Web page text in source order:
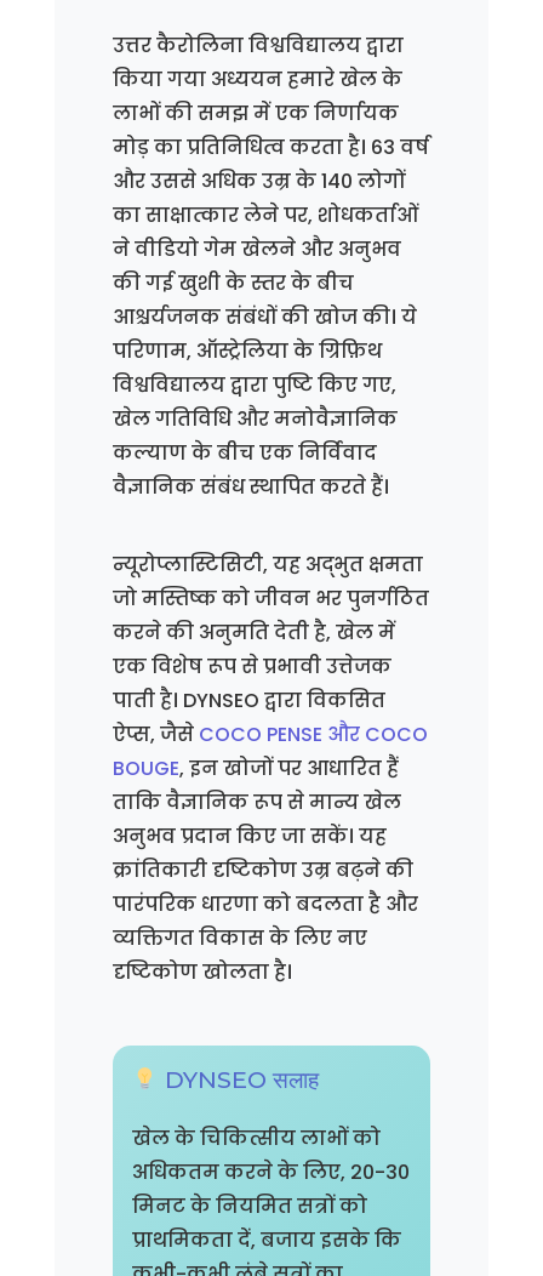
उत्तर कैरोलिना विश्वविद्यालय द्वारा
किया गया अध्ययन हमारे खेल के
लाभों की समझ में एक निर्णायक
मोड़ का प्रतिनिधित्व करता है। 63 वर्ष
और उससे अधिक उम्र के 140 लोगों
का साक्षात्कार लेने पर, शोधकर्ताओं
ने वीडियो गेम खेलने और अनुभव
की गई खुशी के स्तर के बीच
आश्चर्यजनक संबंधों की खोज की। ये
परिणाम, ऑस्ट्रेलिया के ग्रिफ़िथ
विश्वविद्यालय द्वारा पुष्टि किए गए,
खेल गतिविधि और मनोवैज्ञानिक
कल्याण के बीच एक निर्विवाद
वैज्ञानिक संबंध स्थापित करते हैं।
न्यूरोप्लास्टिसिटी, यह अद्भुत क्षमता
जो मस्तिष्क को जीवन भर पुनर्गठित
करने की अनुमति देती है, खेल में
एक विशेष रूप से प्रभावी उत्तेजक
पाती है। DYNSEO द्वारा विकसित
ऐप्स, जैसे COCO PENSE और COCO
BOUGE, इन खोजों पर आधारित हैं
ताकि वैज्ञानिक रूप से मान्य खेल
अनुभव प्रदान किए जा सकें। यह
क्रांतिकारी दृष्टिकोण उम्र बढ़ने की
पारंपरिक धारणा को बदलता है और
व्यक्तिगत विकास के लिए नए
दृष्टिकोण खोलता है।
DYNSEO सलाह
खेल के चिकित्सीय लाभों को
अधिकतम करने के लिए, 20-30
मिनट के नियमित सत्रों को
प्राथमिकता दें, बजाय इसके कि